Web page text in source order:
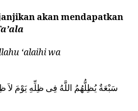
akan mendapatkan
‘alaihi wa